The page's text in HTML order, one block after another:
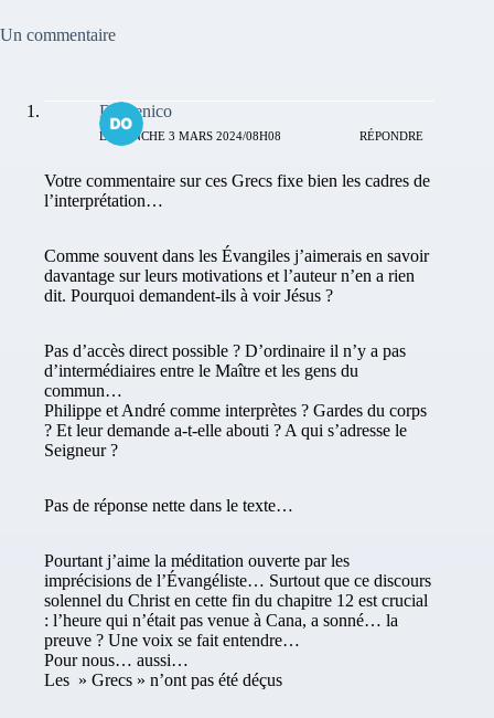
Un commentaire
Domenico
DIMANCHE 3 MARS 2024/08H08 RÉPONDRE
Votre commentaire sur ces Grecs fixe bien les cadres de
l’interprétation…
Comme souvent dans les Évangiles j’aimerais en savoir
davantage sur leurs motivations et l’auteur n’en a rien
dit. Pourquoi demandent-ils à voir Jésus ?
Pas d’accès direct possible ? D’ordinaire il n’y a pas
d’intermédiaires entre le Maître et les gens du
commun…
Philippe et André comme interprètes ? Gardes du corps
? Et leur demande a-t-elle abouti ? A qui s’adresse le
Seigneur ?
Pas de réponse nette dans le texte…
Pourtant j’aime la méditation ouverte par les
imprécisions de l’Évangéliste… Surtout que ce discours
solennel du Christ en cette fin du chapitre 12 est crucial
: l’heure qui n’était pas venue à Cana, a sonné… la
preuve ? Une voix se fait entendre…
Pour nous… aussi…
Les » Grecs » n’ont pas été déçus